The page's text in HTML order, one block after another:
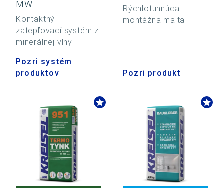
MW
Kontaktný
zatepľovací systém z
minerálnej vlny
Pozri systém
produktov
Rýchlotuhnúca
montážna malta
Pozri produkt